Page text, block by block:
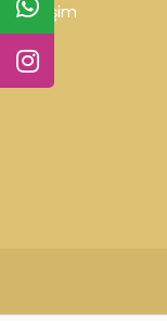
İletişim